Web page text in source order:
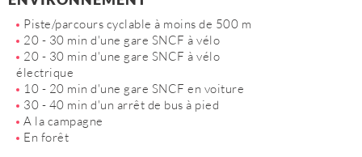
Piste/parcours cyclable à moins de 500 m
20 - 30 min d'une gare SNCF à vélo
20 - 30 min d'une gare SNCF à vélo
électrique
10 - 20 min d'une gare SNCF en voiture
30 - 40 min d'un arrêt de bus à pied
A la campagne
En forêt